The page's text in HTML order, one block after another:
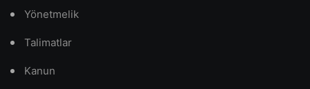
Yönetmelik
Talimatlar
Kanun